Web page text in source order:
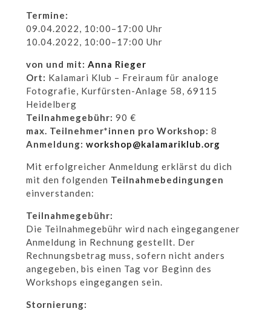
Termine:
09.04.2022, 10:00–17:00 Uhr
10.04.2022, 10:00–17:00 Uhr
von und mit: Anna Rieger
Ort: Kalamari Klub – Freiraum für analoge
Fotografie, Kurfürsten-Anlage 58, 69115
Heidelberg
Teilnahmegebühr: 90 €
max. Teilnehmer*innen pro Workshop: 8
Anmeldung: workshop@kalamariklub.org
Mit erfolgreicher Anmeldung erklärst du dich
mit den folgenden Teilnahmebedingungen
einverstanden:
Teilnahmegebühr:
Die Teilnahmegebühr wird nach eingegangener
Anmeldung in Rechnung gestellt. Der
Rechnungsbetrag muss, sofern nicht anders
angegeben, bis einen Tag vor Beginn des
Workshops eingegangen sein.
Stornierung: